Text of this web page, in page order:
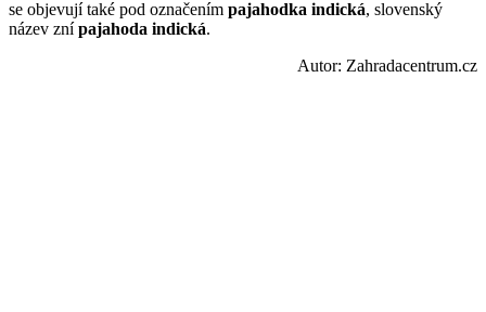
se objevují také pod označením pajahodka indická, slovenský
název znípajahoda indická.
Autor: Zahradacentrum.cz